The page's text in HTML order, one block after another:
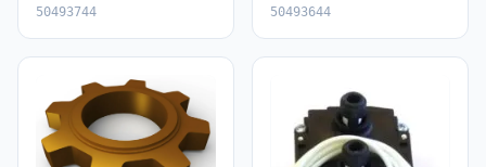
50493744 50493644